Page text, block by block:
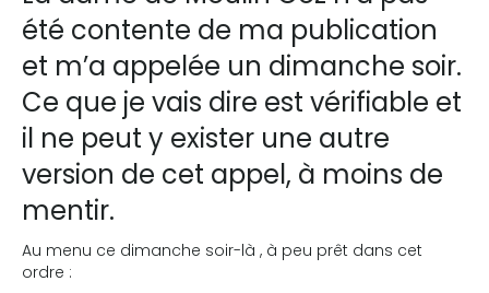
été contente de ma publication
et m’a appelée un dimanche soir.
Ce que je vais dire est vérifiable et
il ne peut y exister une autre
version de cet appel, à moins de
mentir.
Au menu ce dimanche soir-là , à peu prêt dans cet
ordre :